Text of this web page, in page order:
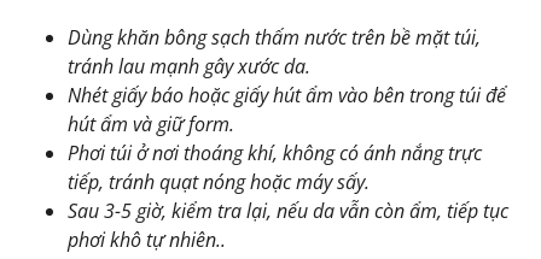
Dùng khăn bông sạch thấm nước trên bề mặt túi,
tránh lau mạnh gây xước da.
Nhét giấy báo hoặc giấy hút ẩm vào bên trong túi để
hút ẩm và giữ form.
Phơi túi ở nơi thoáng khí, không có ánh nắng trực
tiếp, tránh quạt nóng hoặc máy sấy.
Sau 3-5 giờ, kiểm tra lại, nếu da vẫn còn ẩm, tiếp tục
phơi khô tự nhiên..